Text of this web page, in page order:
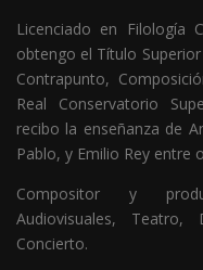
Licenciado en Filología
obtengo el Título
Contrapunto,
Real Conservatorio
recibo la enseñanza de
Pablo, y Emilio Rey entre
Compositor y
Audiovisuales,
Concierto.